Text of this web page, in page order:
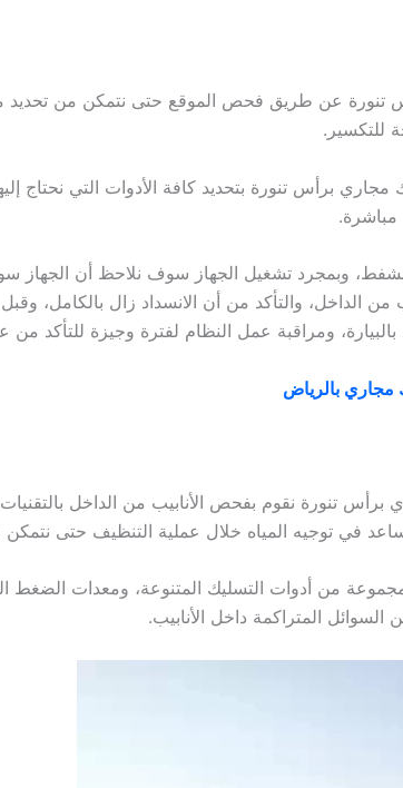
عن طريق فحص الموقع حتى نتمكن من تحديد
للتكسير.
برأس تنورة بتحديد كافة الأدوات التي نحتاج
مباشرة.
وبمجرد تشغيل الجهاز سوف نلاحظ أن الجهاز
من الداخل، والتأكد من أن الانسداد زال
ومراقبة عمل النظام لفترة وجيزة للتأكد
بالرياض
تنورة نقوم بفحص الأنابيب من الداخل بالتقنيات
في توجيه المياه خلال عملية التنظيف حتى نتمكن
من أدوات التسليك المتنوعة، ومعدات الضغط
المتراكمة داخل الأنابيب.